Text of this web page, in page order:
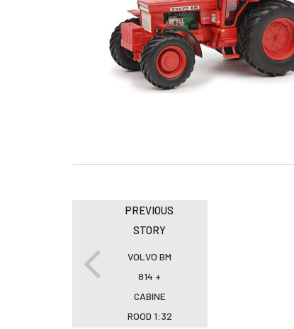
PREVIOUS
STORY
VOLVO BM
814 +
CABINE
ROOD 1:32